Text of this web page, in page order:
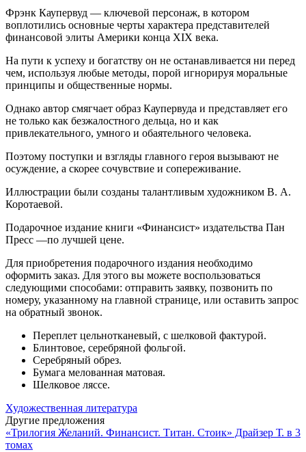
Фрэнк Каупервуд — ключевой персонаж, в котором
воплотились основные черты характера представителей
финансовой элиты Америки конца XIX века.
На пути к успеху и богатству он не останавливается ни перед
чем, используя любые методы, порой игнорируя моральные
принципы и общественные нормы.
Однако автор смягчает образ Каупервуда и представляет его
не только как безжалостного дельца, но и как
привлекательного, умного и обаятельного человека.
Поэтому поступки и взгляды главного героя вызывают не
осуждение, а скорее сочувствие и сопереживание.
Иллюстрации были созданы талантливым художником В. А.
Коротаевой.
Подарочное издание книги «Финансист» издательства Пан
Пресс —по лучшей цене.
Для приобретения подарочного издания необходимо
оформить заказ. Для этого вы можете воспользоваться
следующими способами: отправить заявку, позвонить по
номеру, указанному на главной странице, или оставить запрос
на обратный звонок.
Переплет цельнотканевый, с шелковой фактурой.
Блинтовое, серебряной фольгой.
Серебряный обрез.
Бумага мелованная матовая.
Шелковое ляссе.
Художественная литература
Другие предложения
«Трилогия Желаний. Финансист. Титан. Стоик» Драйзер Т. в 3
томах